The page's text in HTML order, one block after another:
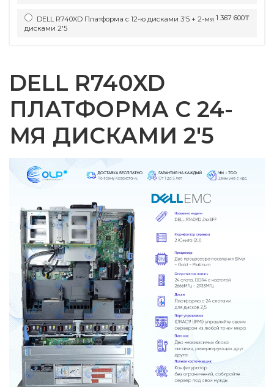
DELL R740XD Платформа с 12-ю дисками 3'5 + 2-мя
дисками 2'5
1 367 600₸
DELL R740XD
ПЛАТФОРМА С 24-
МЯ ДИСКАМИ 2'5